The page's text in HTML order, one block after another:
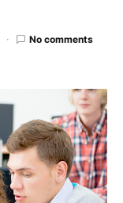
No comments